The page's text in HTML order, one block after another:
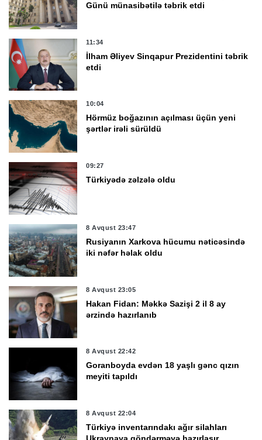
Günü münasibətilə təbrik etdi
11:34
İlham Əliyev Sinqapur Prezidentini təbrik
etdi
10:04
Hörmüz boğazının açılması üçün yeni
şərtlər irəli sürüldü
09:27
Türkiyədə zəlzələ oldu
8 Avqust 23:47
Rusiyanın Xarkova hücumu nəticəsində
iki nəfər həlak oldu
8 Avqust 23:05
Hakan Fidan: Məkkə Sazişi 2 il 8 ay
ərzində hazırlanıb
8 Avqust 22:42
Goranboyda evdən 18 yaşlı gənc qızın
meyiti tapıldı
8 Avqust 22:04
Türkiyə inventarındakı ağır silahları